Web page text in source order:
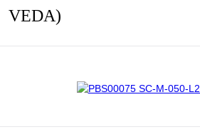
VEDA)